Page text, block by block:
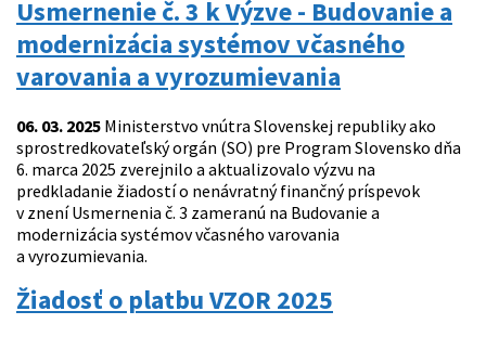
Usmernenie č. 3 k Výzve - Budovanie a
modernizácia systémov včasného
varovania a vyrozumievania
06. 03. 2025 Ministerstvo vnútra Slovenskej republiky ako
sprostredkovateľský orgán (SO) pre Program Slovensko dňa
6. marca 2025 zverejnilo a aktualizovalo výzvu na
predkladanie žiadostí o nenávratný finančný príspevok
v znení Usmernenia č. 3 zameranú na Budovanie a
modernizácia systémov včasného varovania
a vyrozumievania.
Žiadosť o platbu VZOR 2025